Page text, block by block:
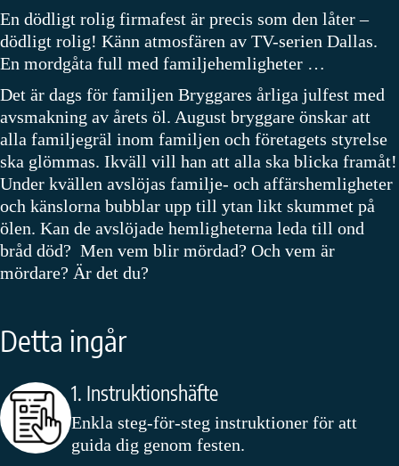
En dödligt rolig firmafest är precis som den låter –
dödligt rolig! Känn atmosfären av TV-serien Dallas.
En mordgåta full med familjehemligheter …
Det är dags för familjen Bryggares årliga julfest med
avsmakning av årets öl. August bryggare önskar att
alla familjegräl inom familjen och företagets styrelse
ska glömmas. Ikväll vill han att alla ska blicka framåt!
Under kvällen avslöjas familje- och affärshemligheter
och känslorna bubblar upp till ytan likt skummet på
ölen. Kan de avslöjade hemligheterna leda till ond
bråd död? Men vem blir mördad? Och vem är
mördare? Är det du?
Detta ingår
1. Instruktionshäfte
Enkla steg-för-steg instruktioner för att
guida dig genom festen.